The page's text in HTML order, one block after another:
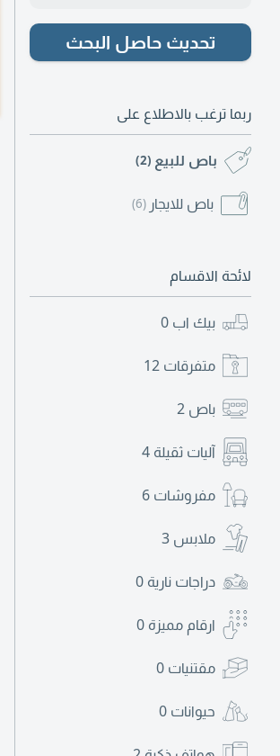
تحديث حاصل البحث
ربما ترغب بالاطلاع على
باص للبيع (2)
باص للايجار (6)
لائحة الاقسام
بيك اب 0
متفرقات 12
باص 2
آليات ثقيلة 4
مفروشات 6
ملابس 3
دراجات نارية 0
ارقام مميزة 0
مقتنيات 0
حيوانات 0